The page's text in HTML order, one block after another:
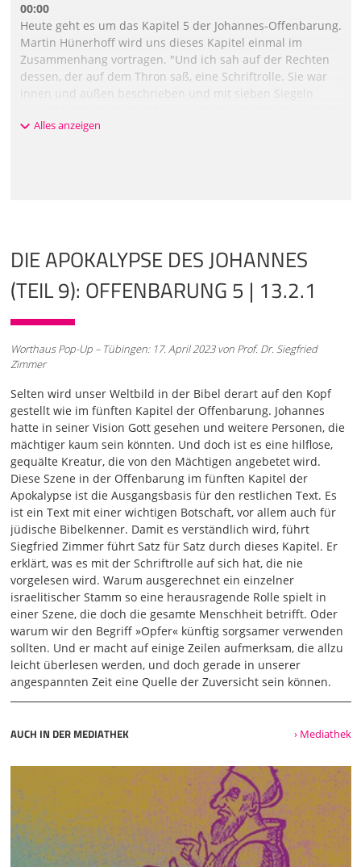
00:00
Heute geht es um das Kapitel 5 der Johannes-Offenbarung.
Martin Hünerhoff wird uns dieses Kapitel einmal im
Zusammenhang vortragen. "Und ich sah auf der Rechten
dessen, der auf dem Thron saß, eine Schriftrolle. Sie war
innen und außen beschrieben und mit sieben Siegeln
mit dröhnender Stimme: Wer ist würdig, die Schriftrolle zu
öffnen und ihren Inhalt zu lesen. Und einer der Ältesten
aus dem Stamm Juda, der Spross Davids, um die
in der Mitte des Thrones und der vier Lebewesen und in
der Mitte der Ältesten ein Lamm stehen, wie geschlachtet.
Es hatte sieben Hörner und sieben Augen. Das sind die
Und es kam und hat empfangen aus der Rechten dessen,
der auf
02:09
dem Thron saß, die Schriftrolle. Und als es die Schriftrolle
empfing, fielen die vier Lebewesen und die vierundzwanzig
Ältesten nieder vor dem Lamm. Jeder hatte eine Harfe und
goldene Schalen voller Räucherwerk. Das sind die Gebete
der Heiligen. Und sie sangen ein neues Lied und sagten:
Du bist würdig, die Schriftrolle zu empfangen und ihre
Siegel zu öffnen, denn du bist geschlachtet worden und
hast durch dein Blut Menschen für Gott erkauft aus jedem
Stamm und jeder Sprache und jedem Volk und jeder
Nation und hast sie für unseren Gott zu Priestern in einem
Königreich gemacht, und sie werden über die Erde
herrschen. Und ich sah und ich hörte die
03:03
Stimme vieler Engel rings um den Thron herum und um
die lebendigen Wesen und um die Ältesten. Und ihre Zahl
Tausende. Sie sprachen mit lauter Stimme: Würdig ist das
und Reichtum und Weisheit und Stärke und Ehre und
Herrlichkeit und Lobpreis. Und jedes Geschöpf, das im
Himmel und auf der Erde und unter der Erde und auf dem
Meer ist, und alles, was in ihm ist, hörte ich sagen: Dem,
der auf dem Thron sitzt, und dem Lamm den Lobpreis und
die Ehre und die Herrlichkeit und die Macht von Ewigkeit
Alles anzeigen
DIE APOKALYPSE DES JOHANNES
(TEIL 9): OFFENBARUNG 5 | 13.2.1
Worthaus Pop-Up – Tübingen: 17. April 2023 von Prof. Dr. Siegfried
Zimmer
Selten wird unser Weltbild in der Bibel derart auf den Kopf
gestellt wie im fünften Kapitel der Offenbarung. Johannes
hatte in seiner Vision Gott gesehen und weitere Personen, die
mächtiger kaum sein könnten. Und doch ist es eine hilflose,
gequälte Kreatur, die von den Mächtigen angebetet wird.
Diese Szene in der Offenbarung im fünften Kapitel der
Apokalypse ist die Ausgangsbasis für den restlichen Text. Es
ist ein Text mit einer wichtigen Botschaft, vor allem auch für
jüdische Bibelkenner. Damit es verständlich wird, führt
Siegfried Zimmer führt Satz für Satz durch dieses Kapitel. Er
erklärt, was es mit der Schriftrolle auf sich hat, die nie
vorgelesen wird. Warum ausgerechnet ein einzelner
israelitischer Stamm so eine herausragende Rolle spielt in
einer Szene, die doch die gesamte Menschheit betrifft. Oder
warum wir den Begriff »Opfer« künftig sorgsamer verwenden
sollten. Und er macht auf einige Zeilen aufmerksam, die allzu
leicht überlesen werden, und doch gerade in unserer
angespannten Zeit eine Quelle der Zuversicht sein können.
AUCH IN DER MEDIATHEK › Mediathek